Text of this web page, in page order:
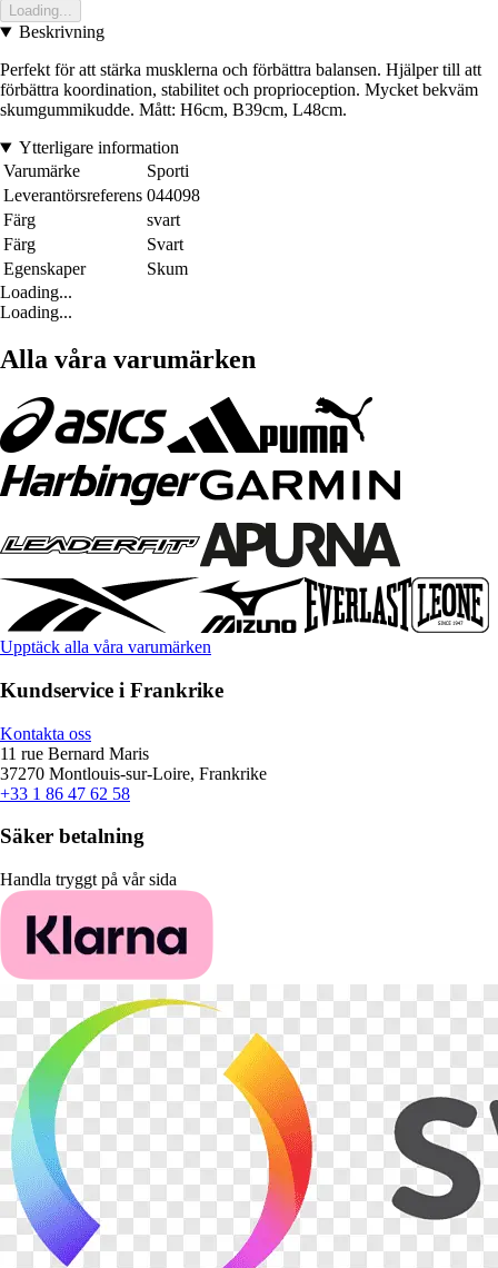
Loading...
Beskrivning
Perfekt för att stärka musklerna och förbättra balansen. Hjälper till att
förbättra koordination, stabilitet och proprioception. Mycket bekväm
skumgummikudde. Mått: H6cm, B39cm, L48cm.
Ytterligare information
Varumärke
Sporti
Leverantörsreferens 044098
Färg
svart
Färg
Svart
Egenskaper
Skum
Loading...
Loading...
Alla våra varumärken
Upptäck alla våra varumärken
Kundservice i Frankrike
Kontakta oss
11 rue Bernard Maris
37270 Montlouis-sur-Loire, Frankrike
+33 1 86 47 62 58
Säker betalning
Handla tryggt på vår sida